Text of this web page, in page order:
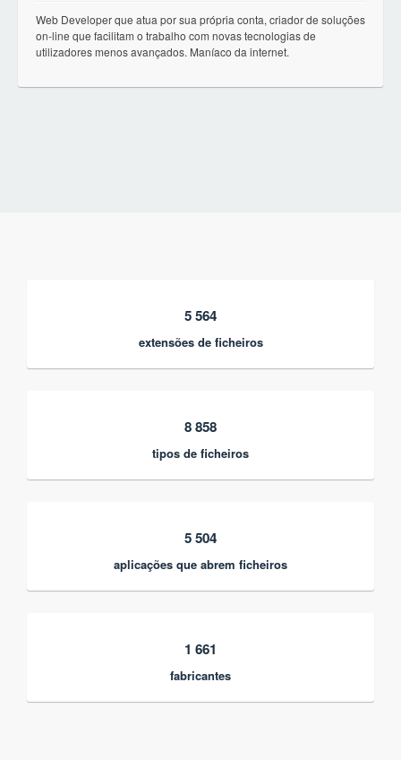
Web Developer que atua por sua própria conta, criador de soluções
on-line que facilitam o trabalho com novas tecnologias de
utilizadores menos avançados. Maníaco da internet.
5 564
extensões de ficheiros
8 858
tipos de ficheiros
5 504
aplicações que abrem ficheiros
1 661
fabricantes